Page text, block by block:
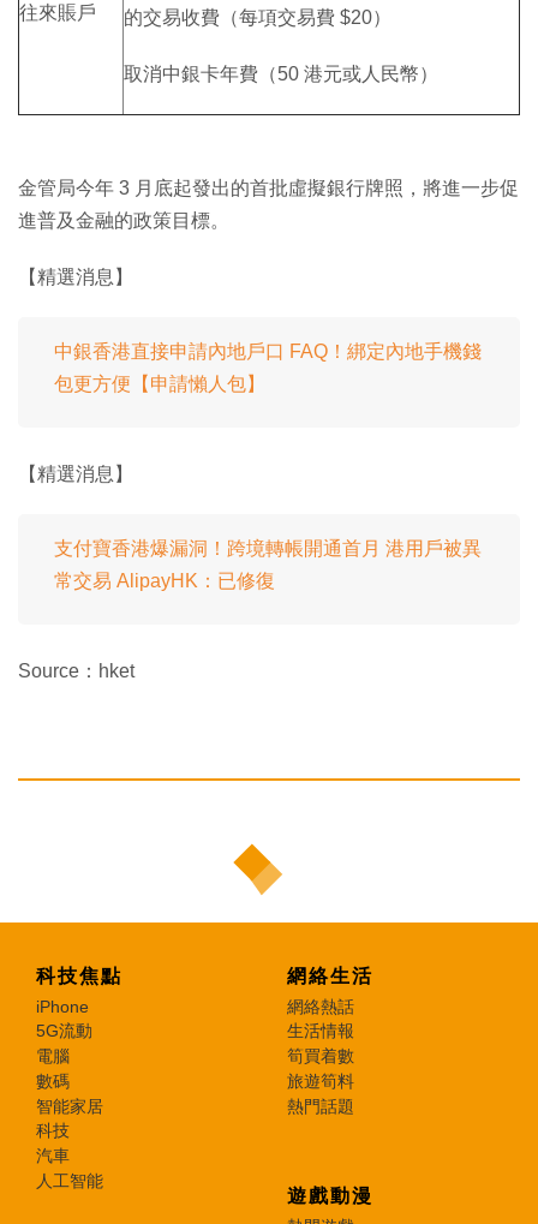
往來賬戶
的交易收費（每項交易費 $20）
取消中銀卡年費（50 港元或人民幣）
金管局今年 3 月底起發出的首批虛擬銀行牌照，將進一步促
進普及金融的政策目標。
【精選消息】
中銀香港直接申請內地戶口 FAQ！綁定內地手機錢
包更方便【申請懶人包】
【精選消息】
支付寶香港爆漏洞！跨境轉帳開通首月 港用戶被異
常交易 AlipayHK：已修復
Source：hket
科技焦點
iPhone
5G流動
電腦
數碼
智能家居
科技
汽車
人工智能
網絡生活
網絡熱話
生活情報
筍買着數
旅遊筍料
熱門話題
遊戲動漫